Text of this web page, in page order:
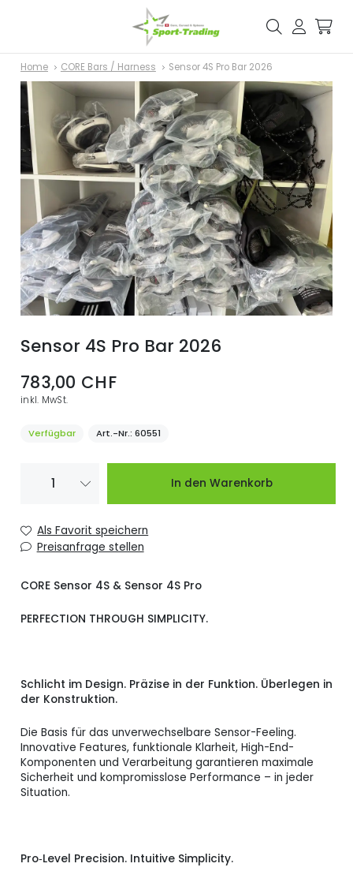
Home CORE Bars / Harness Sensor 4S Pro Bar 2026
Sensor 4S Pro Bar 2026
783,00 CHF
inkl. MwSt.
Art.-Nr. 60551
Verfügbar
In den Warenkorb
Als Favorit speichern
CORE Sensor 4S & Sensor 4S Pro
PERFECTION THROUGH SIMPLICITY.
Schlicht im Design. Präzise in der Funktion. Überlegen in
der Konstruktion.
Die Basis für das unverwechselbare Sensor-Feeling.
Innovative Features, funktionale Klarheit, High-End-
Komponenten und Verarbeitung garantieren maximale
Sicherheit und kompromisslose Performance – in jeder
Situation.
Pro‑Level Precision. Intuitive Simplicity.
Preisanfrage stellen